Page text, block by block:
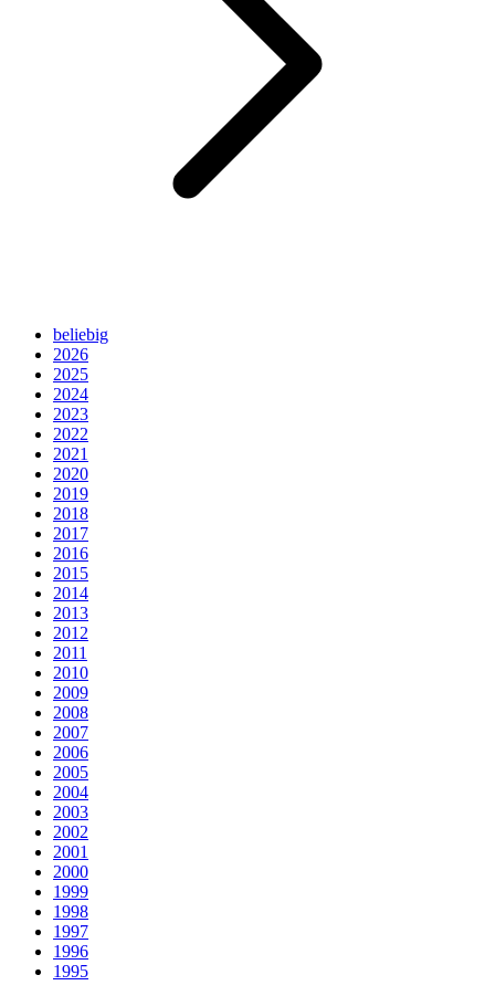
beliebig
2026
2025
2024
2023
2022
2021
2020
2019
2018
2017
2016
2015
2014
2013
2012
2011
2010
2009
2008
2007
2006
2005
2004
2003
2002
2001
2000
1999
1998
1997
1996
1995